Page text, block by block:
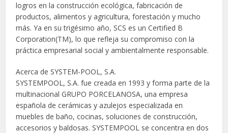
logros en la construcción ecológica, fabricación de
productos, alimentos y agricultura, forestación y mucho
más. Ya en su trigésimo año, SCS es un Certified B
Corporation(TM), lo que refleja su compromiso con la
práctica empresarial social y ambientalmente responsable.
Acerca de SYSTEM-POOL, S.A.
SYSTEMPOOL, S.A. fue creada en 1993 y forma parte de la
multinacional GRUPO PORCELANOSA, una empresa
española de cerámicas y azulejos especializada en
muebles de baño, cocinas, soluciones de construcción,
accesorios y baldosas. SYSTEMPOOL se concentra en dos